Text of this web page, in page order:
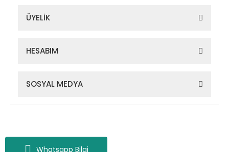
Whatsapp Bilgi
ÜYELİK
HESABIM
SOSYAL MEDYA